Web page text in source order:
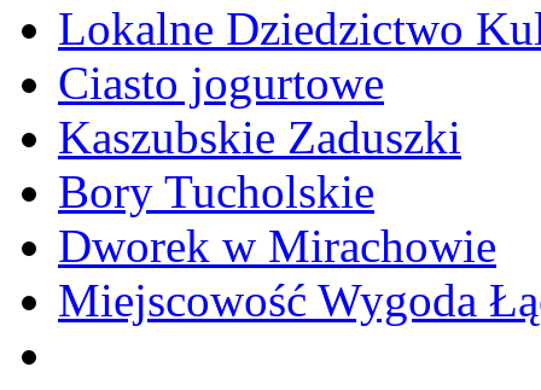
Lokalne Dziedzictwo
Ciasto jogurtowe
Kaszubskie Zaduszki
Bory Tucholskie
Dworek w Mirachowie
Miejscowość Wygoda